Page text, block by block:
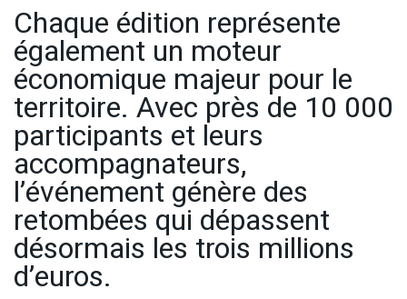
Chaque édition représente
également un moteur
économique majeur pour le
territoire. Avec près de 10 000
participants et leurs
accompagnateurs,
l’événement génère des
retombées qui dépassent
désormais les trois millions
d’euros.